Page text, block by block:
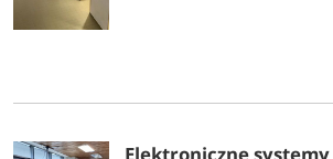
Gdańsk | Gdynia | Sopot
Elektroniczne systemy